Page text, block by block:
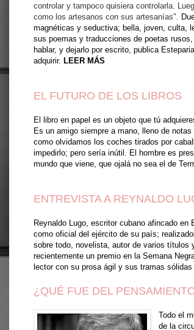
controlar y tampoco quisiera controlarla.
como los artesanos con sus artesanías".
magnéticas y seductiva; bella, joven, culta,
sus poemas y traducciones de poetas
hablar, y dejarlo por escrito, publica
adquirir. LEER MÁS
EL FUTURO DE LOS LIBROS
El libro en papel es un objeto que tú
Es un amigo siempre a mano, lleno de
como olvidamos los coches tirados por
impedirlo; pero sería inútil. El hombre es
mundo que viene, que ojalá no sea el de
ENTREVISTA A REYNALDO
Reynaldo Lugo, escritor cubano afincado
como oficial del ejército de su país;
sobre todo, novelista, autor de varios títulos
recientemente un premio en la Semana
lector con su prosa ágil y sus tramas sólidas
¿QUÉ FUE DEL
Todo el
de la